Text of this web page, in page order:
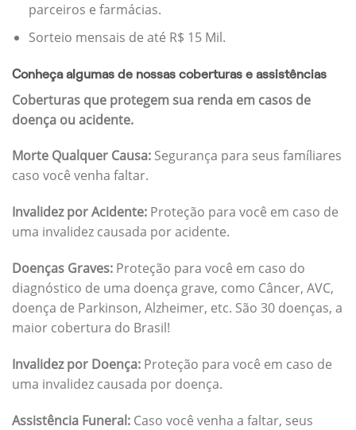
parceiros e farmácias.
Sorteio mensais de até R$ 15 Mil.
Conheça algumas de nossas coberturas e assistências
Coberturas que protegem sua renda em casos de
doença ou acidente.
Morte Qualquer Causa: Segurança para seus famíliares
caso você venha faltar.
Invalidez por Acidente: Proteção para você em caso de
uma invalidez causada por acidente.
Doenças Graves: Proteção para você em caso do
diagnóstico de uma doença grave, como Câncer, AVC,
doença de Parkinson, Alzheimer, etc. São 30 doenças, a
maior cobertura do Brasil!
Invalidez por Doença: Proteção para você em caso de
uma invalidez causada por doença.
Assistência Funeral: Caso você venha a faltar, seus